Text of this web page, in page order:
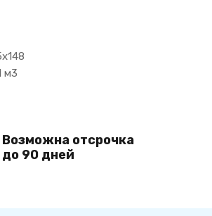
м3
Возможна отсрочка
до 90 дней